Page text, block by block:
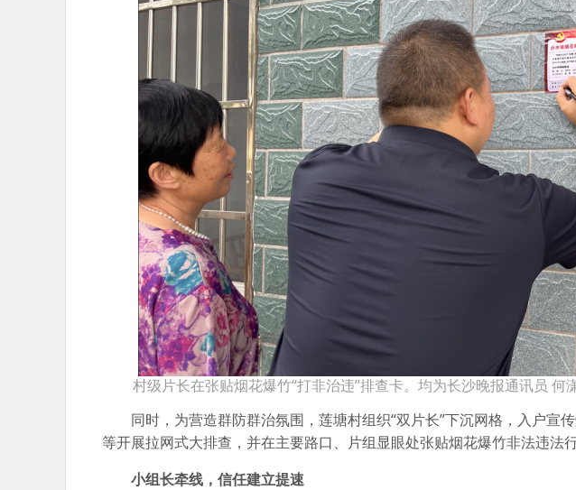
村级片长在张贴烟花爆竹“打非治违”排查卡。均为长沙晚报通讯员 何
同时，为营造群防群治氛围，莲塘村组织“双片长”下沉网格，入户宣
等开展拉网式大排查，并在主要路口、片组显眼处张贴烟花爆竹非法违法
小组长牵线，信任建立提速